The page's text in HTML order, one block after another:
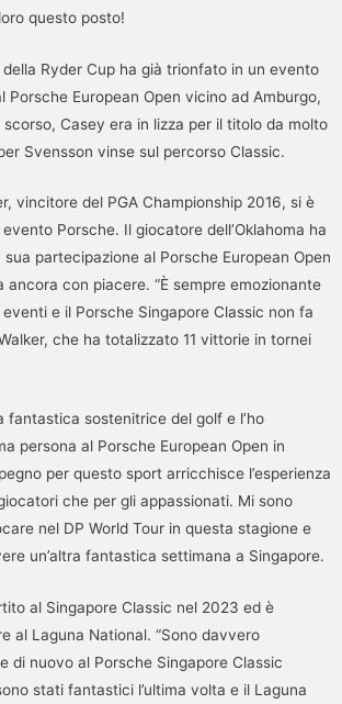
questo posto!
Ryder Cup ha già trionfato in un evento
Porsche European Open vicino ad Amburgo,
scorso, Casey era in lizza per il titolo da molto
Svensson vinse sul percorso Classic.
vincitore del PGA Championship 2016, si è
Porsche. Il giocatore dell’Oklahoma ha
partecipazione al Porsche European Open
ancora con piacere. “È sempre emozionante
e il Porsche Singapore Classic non fa
che ha totalizzato 11 vittorie in tornei
fantastica sostenitrice del golf e l’ho
persona al Porsche European Open in
per questo sport arricchisce l’esperienza
che per gli appassionati. Mi sono
nel DP World Tour in questa stagione e
un’altra fantastica settimana a Singapore.
al Singapore Classic nel 2023 ed è
al Laguna National. “Sono davvero
di nuovo al Porsche Singapore Classic
stati fantastici l’ultima volta e il Laguna